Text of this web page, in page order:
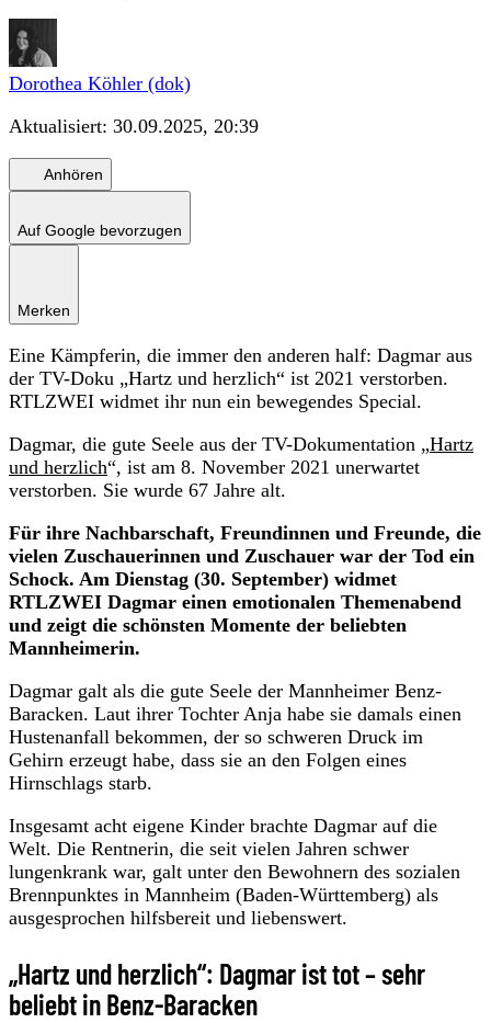
Dorothea Köhler (dok)
Aktualisiert: 30.09.2025, 20:39
Anhören
Auf Google bevorzugen
Merken
Eine Kämpferin, die immer den anderen half: Dagmar aus
der TV-Doku „Hartz und herzlich“ ist 2021 verstorben.
RTLZWEI widmet ihr nun ein bewegendes Special.
Dagmar, die gute Seele aus der TV-Dokumentation „Hartz
und herzlich“, ist am 8. November 2021 unerwartet
verstorben. Sie wurde 67 Jahre alt.
Für ihre Nachbarschaft, Freundinnen und Freunde, die
vielen Zuschauerinnen und Zuschauer war der Tod ein
Schock. Am Dienstag (30. September) widmet
RTLZWEI Dagmar einen emotionalen Themenabend
und zeigt die schönsten Momente der beliebten
Mannheimerin.
Dagmar galt als die gute Seele der Mannheimer Benz-
Baracken. Laut ihrer Tochter Anja habe sie damals einen
Hustenanfall bekommen, der so schweren Druck im
Gehirn erzeugt habe, dass sie an den Folgen eines
Hirnschlags starb.
Insgesamt acht eigene Kinder brachte Dagmar auf die
Welt. Die Rentnerin, die seit vielen Jahren schwer
lungenkrank war, galt unter den Bewohnern des sozialen
Brennpunktes in Mannheim (Baden-Württemberg) als
ausgesprochen hilfsbereit und liebenswert.
„Hartz und herzlich“: Dagmar ist tot – sehr
beliebt in Benz-Baracken